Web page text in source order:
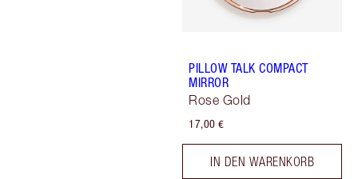
PILLOW TALK COMPACT
MIRROR
Rose Gold
17,00 €
IN DEN WARENKORB